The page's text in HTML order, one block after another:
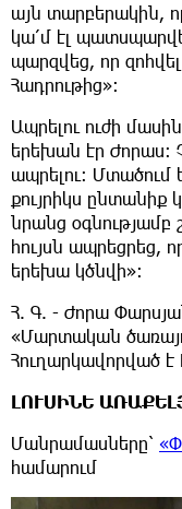
այն տարբերակին,
կա՛մ էլ
պարզվեց, որ
Հադրութից»։
Ապրելու ուժի
երեխան էր Ժորաս։
ապրելու։ Մտածում
քույրիկս ընտանիք
նրանց օգնությամբ
հույսն ապրեցրեց,
երեխա կծնվի»։
Հ. Գ. - Ժորա
«Մարտական
Հուղարկավորված
ԼՈՒՍԻՆԵ
Մանրամասները՝
համարում